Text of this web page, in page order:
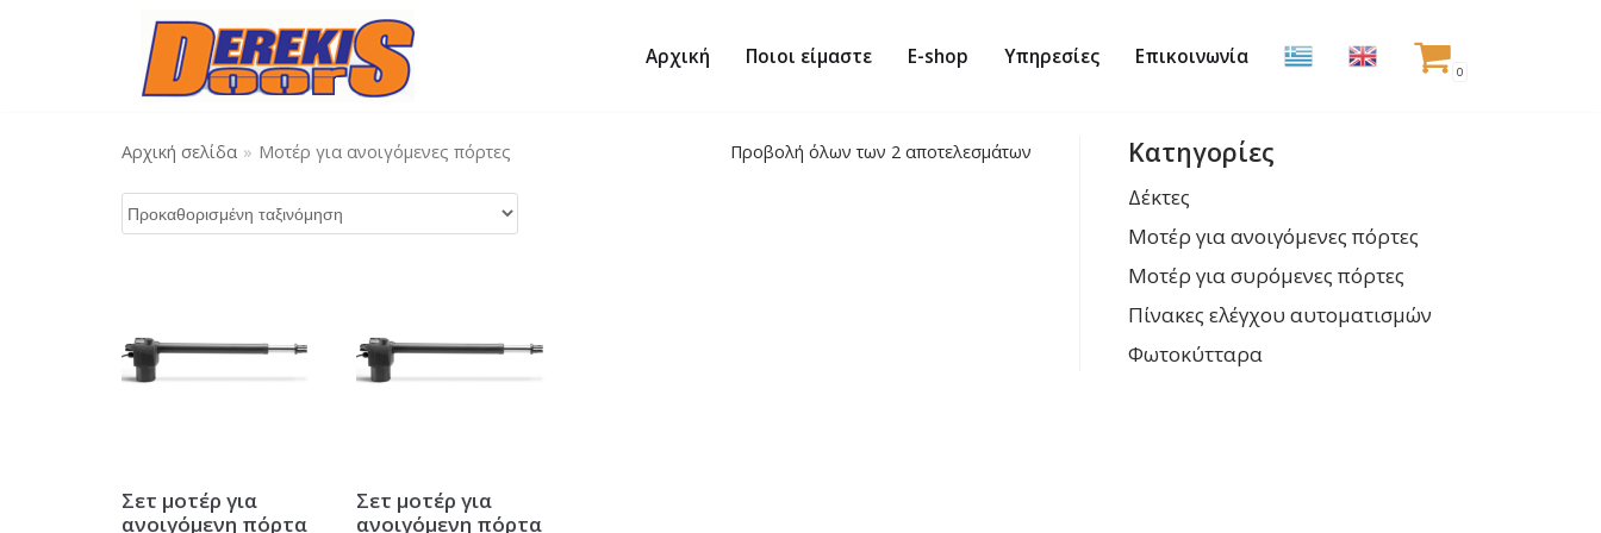
Μεταπηδήστε
Αρχική Ποιοι είμαστε E-shop Υπηρεσίες Επικοινωνία
0
Αρχική σελίδα » Μοτέρ για ανοιγόμενες πόρτες Προβολή όλων των 2 αποτελεσμάτων
Σετ μοτέρ για
ανοιγόμενη πόρτα
Σετ μοτέρ για
ανοιγόμενη πόρτα
Κατηγορίες
Δέκτες
Μοτέρ για ανοιγόμενες πόρτες
Μοτέρ για συρόμενες πόρτες
Πίνακες ελέγχου αυτοματισμών
Φωτοκύτταρα